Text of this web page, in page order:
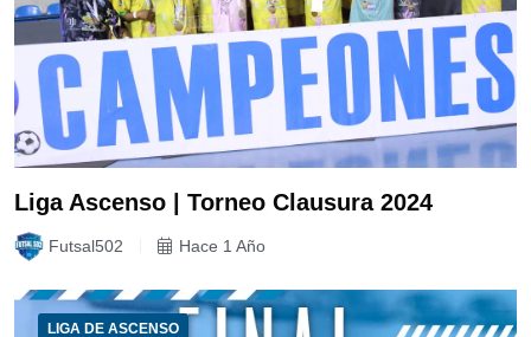
Liga Ascenso | Torneo Clausura 2024
Futsal502 Hace 1 Año
LIGA DE ASCENSO